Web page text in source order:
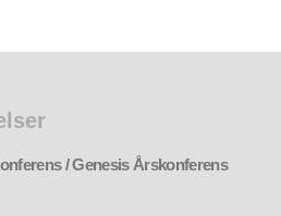
/ Genesis Årskonferens